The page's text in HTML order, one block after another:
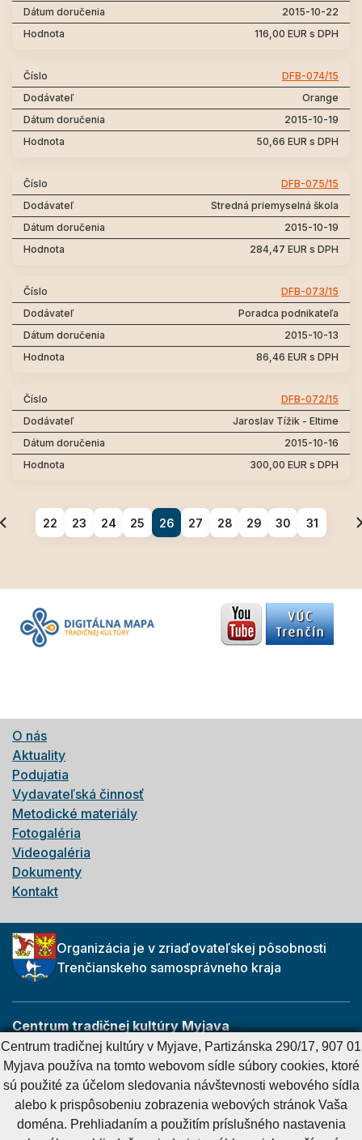
2015-10-22
116,00 EUR s DPH
DFB-074/15
Orange
2015-10-19
50,66 EUR s DPH
DFB-075/15
Stredná priemyselná škola
2015-10-19
284,47 EUR s DPH
DFB-073/15
Poradca podnikateľa
2015-10-13
86,46 EUR s DPH
DFB-072/15
Jaroslav Tížik - Eltime
2015-10-16
300,00 EUR s DPH
22 23 24 25 26 27 28 29 30 31
O nás
Aktuality
Podujatia
Vydavateľská činnosť
Metodické materiály
Fotogaléria
Videogaléria
Dokumenty
Kontakt
Organizácia je v zriaďovateľskej pôsobnosti
Trenčianskeho samosprávneho kraja
Centrum tradičnej kultúry Myjava
Partizánska 290/17
907 01 Myjava
Cookies nastavenieCookies - viac informáciíVyhlásenie o prístupnosti
Technický prevádzkovateľ
Správca obsahu
Centrum tradičnej kultúry v Myjave, Partizánska 290/17, 907 01
Myjava používa na tomto webovom sídle súbory cookies, ktoré
sú použité za účelom sledovania návštevnosti webového sídla
alebo k prispôsobeniu zobrazenia webových stránok Vaša
doména. Prehliadaním a použitím príslušného nastavenia